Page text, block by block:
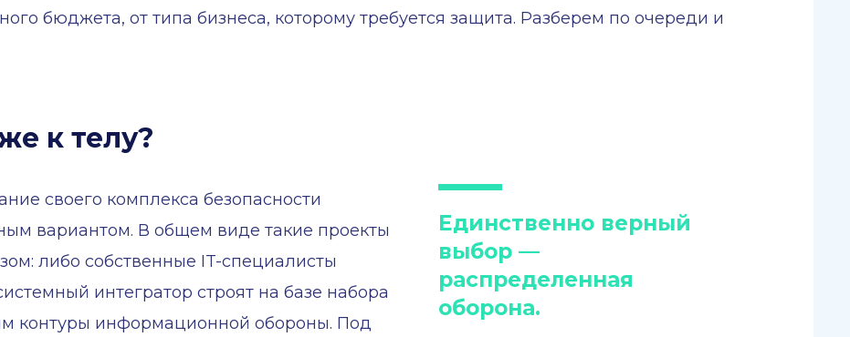
бюджета, от типа бизнеса, которому требуется защита. Разберем по очереди и
к телу?
Единственно верный
выбор —
распределенная
оборона.
своего комплекса безопасности
вариантом. В общем виде такие проекты
либо собственные IT-специалисты
интегратор строят на базе набора
контуры информационной обороны. Под